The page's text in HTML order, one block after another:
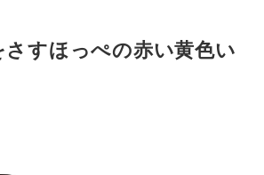
すほっぺの赤い黄色い